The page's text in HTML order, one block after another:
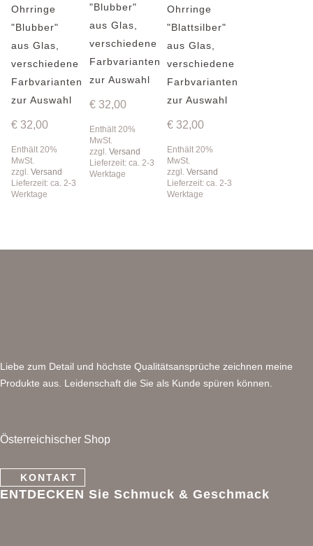
Ohrringe
"Blubber"
aus Glas,
verschiedene
Farbvarianten
zur Auswahl
€ 32,00
Enthält 20%
MwSt.
zzgl. Versand
Lieferzeit: ca. 2-3
Werktage
"Blubber"
aus Glas,
verschiedene
Farbvarianten
zur Auswahl
€32,00
Enthält 20%
MwSt.
zzgl. Versand
Lieferzeit: ca. 2-3
Werktage
Ohrringe
"Blattsilber"
aus Glas,
verschiedene
Farbvarianten
zur Auswahl
€ 32,00
Enthält 20%
MwSt.
zzgl.Versand
Lieferzeit: ca. 2-3
Werktage
Liebe zum Detail und höchste Qualitätsansprüche zeichnen meine
Produkte aus. Leidenschaft die Sie als Kunde spüren können.
Österreichischer Shop
KONTAKT
ENTDECKEN Sie Schmuck & Geschmack